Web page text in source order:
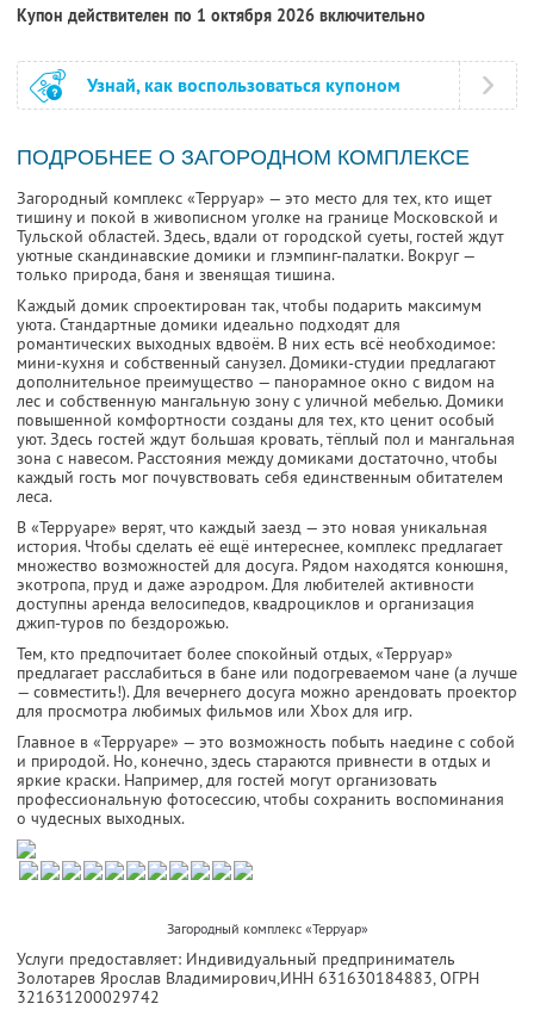
Купон действителен по 1 октября 2026 включительно
Узнай, как воспользоваться купоном
ПОДРОБНЕЕ О ЗАГОРОДНОМ КОМПЛЕКСЕ
Загородный комплекс «Терруар» — это место для тех, кто ищет
тишину и покой в живописном уголке на границе Московской и
Тульской областей. Здесь, вдали от городской суеты, гостей ждут
уютные скандинавские домики и глэмпинг-палатки. Вокруг —
только природа, баня и звенящая тишина.
Каждый домик спроектирован так, чтобы подарить максимум
уюта. Стандартные домики идеально подходят для
романтических выходных вдвоём. В них есть всё необходимое:
мини-кухня и собственный санузел. Домики-студии предлагают
дополнительное преимущество — панорамное окно с видом на
лес и собственную мангальную зону с уличной мебелью. Домики
повышенной комфортности созданы для тех, кто ценит особый
уют. Здесь гостей ждут большая кровать, тёплый пол и мангальная
зона с навесом. Расстояния между домиками достаточно, чтобы
каждый гость мог почувствовать себя единственным обитателем
леса.
В «Терруаре» верят, что каждый заезд — это новая уникальная
история. Чтобы сделать её ещё интереснее, комплекс предлагает
множество возможностей для досуга. Рядом находятся конюшня,
экотропа, пруд и даже аэродром. Для любителей активности
доступны аренда велосипедов, квадроциклов и организация
джип-туров по бездорожью.
Тем, кто предпочитает более спокойный отдых, «Терруар»
предлагает расслабиться в бане или подогреваемом чане (а лучше
— совместить!). Для вечернего досуга можно арендовать проектор
для просмотра любимых фильмов или Xbox для игр.
Главное в «Терруаре» — это возможность побыть наедине с собой
и природой. Но, конечно, здесь стараются привнести в отдых и
яркие краски. Например, для гостей могут организовать
профессиональную фотосессию, чтобы сохранить воспоминания
о чудесных выходных.
Загородный комплекс «Терруар»
Услуги предоставляет: Индивидуальный предприниматель
Золотарев Ярослав Владимирович,ИНН 631630184883, ОГРН
321631200029742